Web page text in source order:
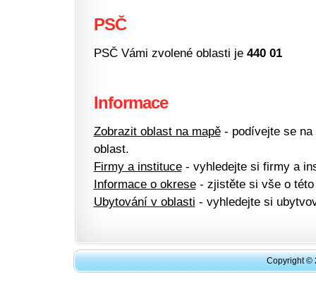
PSČ
PSČ Vámi zvolené oblasti je 440 01
Informace
Zobrazit oblast na mapě- podívejte se na
oblast.
Firmy a instituce- vyhledejte si firmy a
Informace o okrese- zjistěte si vše o této
Ubytování v oblasti - vyhledejte si
Copyright ©